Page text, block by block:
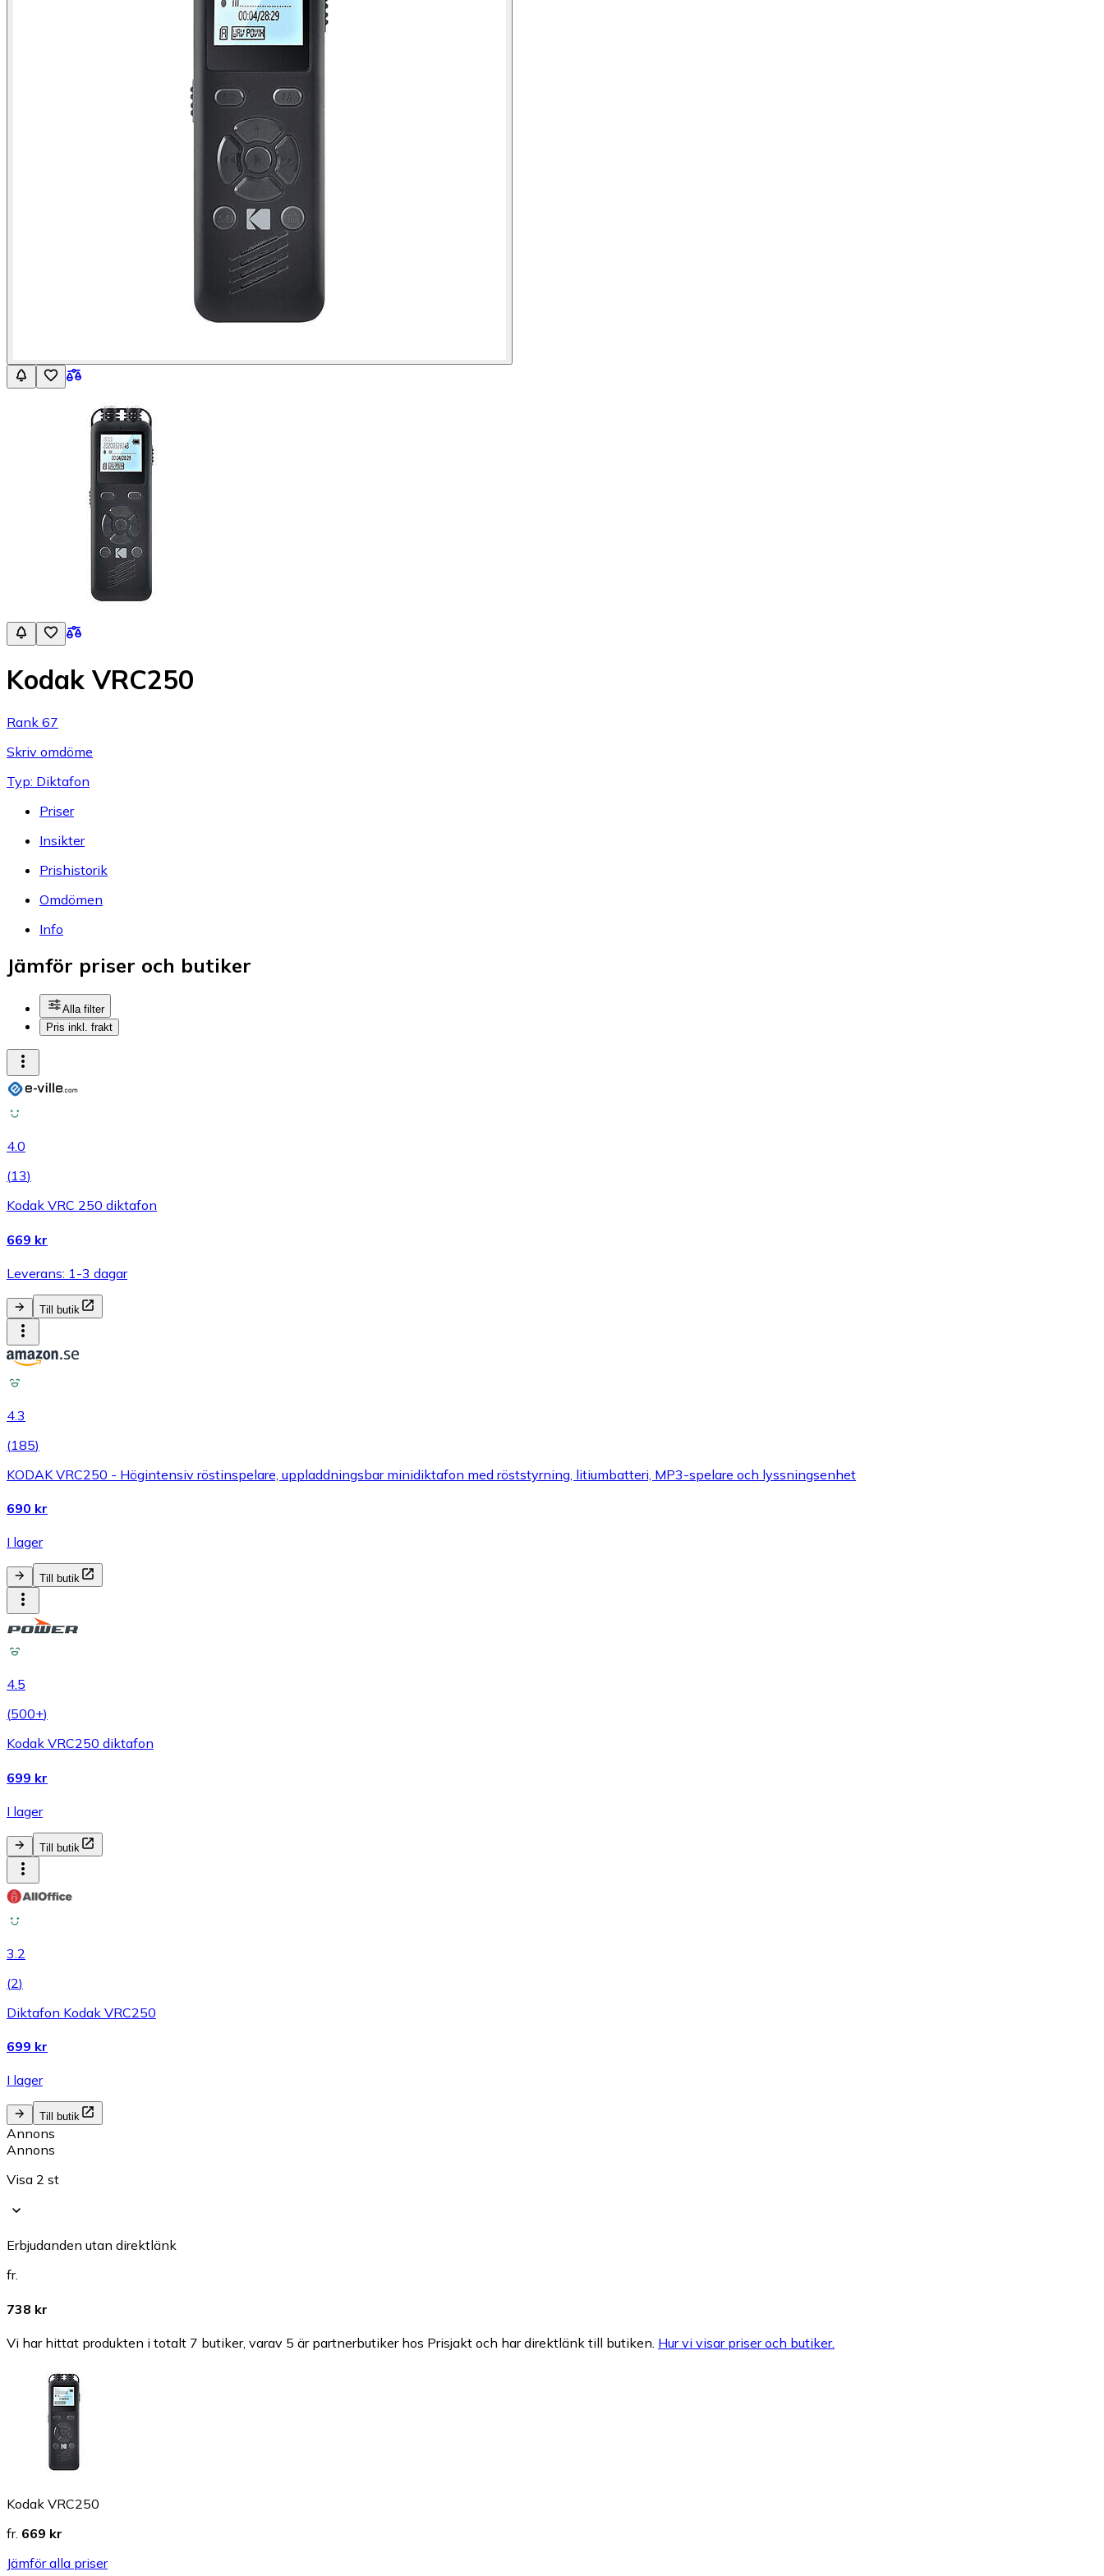
Kodak VRC250
Rank 67
Skriv omdöme
Typ: Diktafon
Priser
Insikter
Prishistorik
Omdömen
Info
Jämför priser och butiker
Alla filter
Pris inkl. frakt
4.0
(13)
Kodak VRC 250 diktafon
669 kr
Leverans: 1-3 dagar
Till butik
4.3
(185)
KODAK VRC250 - Högintensiv röstinspelare, uppladdningsbar minidiktafon med röststyrning, litiumbatteri, MP3-spelare och lyssningsenhet
690 kr
I lager
Till butik
4.5
(500+)
Kodak VRC250 diktafon
699 kr
I lager
Till butik
3.2
(2)
Diktafon Kodak VRC250
699 kr
I lager
Till butik
Annons
Annons
Visa 2 st
Erbjudanden utan direktlänk
fr.
738 kr
Vi har hittat produkten i totalt 7 butiker, varav 5 är partnerbutiker hos Prisjakt och har direktlänk till butiken. Hur vi visar priser och butiker.
Kodak VRC250
fr. 669 kr
Jämför alla priser